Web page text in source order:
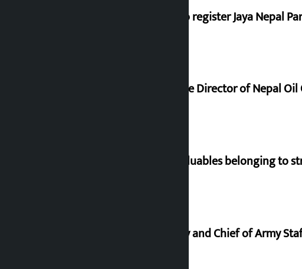
Dhawal Shumsher, Durga Prasai to register Jaya Nepal
Nagendra Sah appointed Executive Director of Nepal
Requests not to bring gold and valuables belonging
Minimum salary of Chief Secretary and Chief of Army